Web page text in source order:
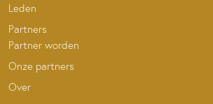
Leden
Partners
Partner worden
Onze partners
Over